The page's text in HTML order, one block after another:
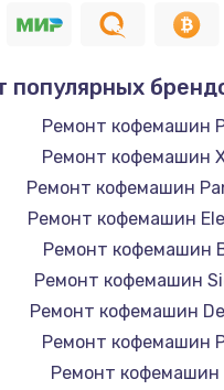
популярных
Ремонт кофемашин
Ремонт кофемашин
Ремонт кофемашин
Ремонт кофемашин
Ремонт кофемашин
Ремонт кофемашин
Ремонт кофемашин
Ремонт кофемашин
Ремонт кофемашин